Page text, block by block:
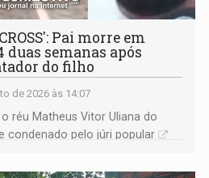
Pai morre em
duas semanas após
do filho
de 2026 às 14:07
réu Matheus Vitor Uliana do
condenado pelo júri popular